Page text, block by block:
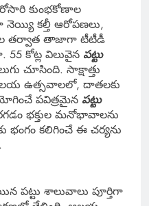
కుంభకోణాల
నెయ్యి కల్తీ ఆరోపణలు,
తర్వాత తాజాగా టీటీడీ
55 కోట్ల విలువైన పట్టు
చూసింది. సాక్షాత్తు
ఉత్సవాలలో, దాతలకు
పవిత్రమైన పట్టు
భక్తుల మనోభావాలను
భంగం కలిగించే ఈ చర్యను
పట్టు శాలువాలు పూర్తిగా